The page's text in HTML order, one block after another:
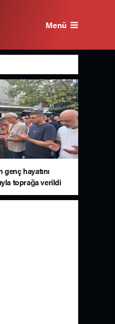
Menü
genç hayatını
toprağa verildi